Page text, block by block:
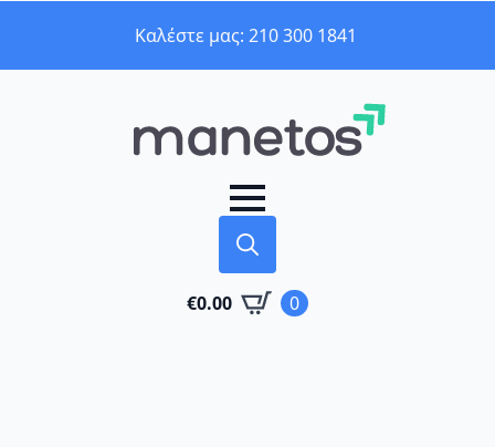
Καλέστε μας: 210 300 1841
for:
€0.00 0